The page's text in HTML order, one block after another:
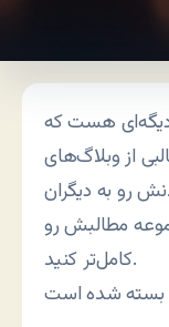
هست که
از وبلاگ‌های
رو به دیگران
مطالبش رو
کامل‌تر کنید.